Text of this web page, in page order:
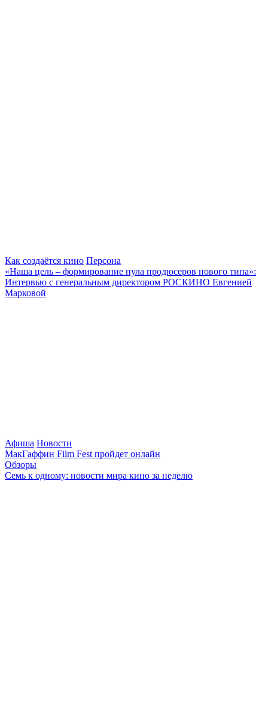
Как создаётся кино Персона
«Наша цель – формирование пула продюсеров нового типа»:
Интервью с генеральным директором РОСКИНО Евгенией
Марковой
Афиша Новости
МакГаффин Film Fest пройдет онлайн
Обзоры
Семь к одному: новости мира кино за неделю